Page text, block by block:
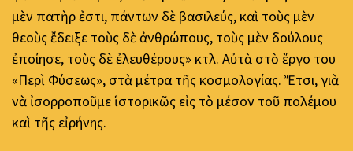
μὲν πατὴρ ἐστι, πάντων δὲ βασιλεύς, καὶ τοὺς μὲν
θεοὺς ἔδειξε τοὺς δὲ ἀνθρώπους, τοὺς μὲν δούλους
ἐποίησε, τοὺς δὲ ἐλευθέρους» κτλ. Αὐτὰ στὸ ἔργο του
«Περὶ Φύσεως», στὰ μέτρα τῆς κοσμολογίας. Ἔτσι, γιὰ
νὰ ἰσορροποῦμε ἱστορικῶς εἰς τὸ μέσον τοῦ πολέμου
καὶ τῆς εἰρήνης.